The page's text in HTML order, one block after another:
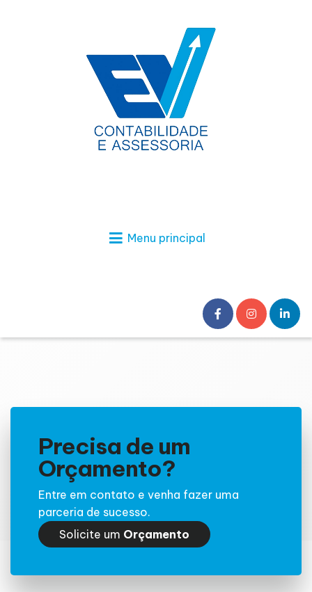
Menu principal
Precisa de um
Orçamento?
Entre em contato e venha fazer uma
parceria de sucesso.
Solicite um Orçamento